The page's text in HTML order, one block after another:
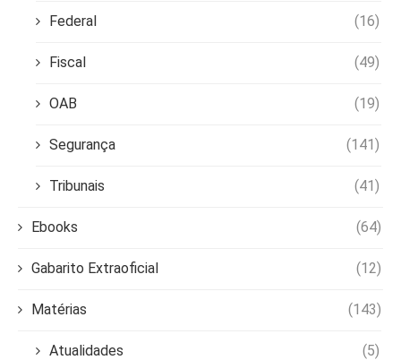
Federal (16)
Fiscal (49)
OAB (19)
Segurança (141)
Tribunais (41)
Ebooks (64)
Gabarito Extraoficial (12)
Matérias (143)
Atualidades (5)